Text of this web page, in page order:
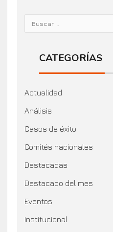
CATEGORÍAS
Actualidad
Análisis
Casos de éxito
Comités nacionales
Destacadas
Destacado del mes
Eventos
Institucional